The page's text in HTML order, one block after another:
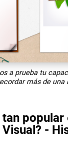
a prueba tu
más de una
popular
-